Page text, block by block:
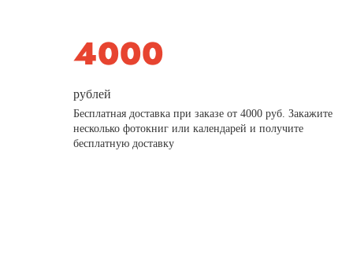
рублей
Бесплатная доставка при заказе от 4000 руб. Закажите
несколько фотокниг или календарей и получите
бесплатную доставку